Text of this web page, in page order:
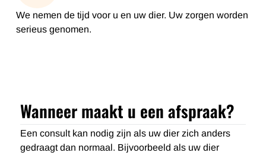
We nemen de tijd voor u en uw dier. Uw zorgen worden
serieus genomen.
Een consult kan nodig zijn als uw dier zich anders
gedraagt dan normaal. Bijvoorbeeld als uw dier
Wanneer maakt u een afspraak?